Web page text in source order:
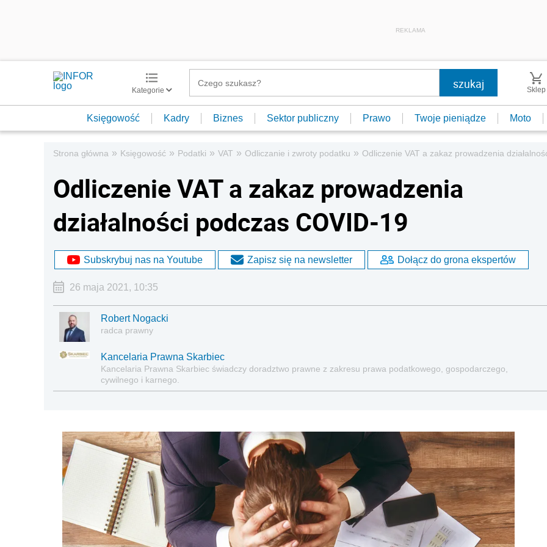
REKLAMA
Kategorie Sklep
Księgowość Kadry Biznes Sektor publiczny Prawo Twoje pieniądze Moto
Strona główna » Księgowość » Podatki » VAT » Odliczanie i zwroty podatku » Odliczenie VAT a zakaz prowadzenia
Odliczenie VAT a zakaz prowadzenia
działalności podczas COVID-19
Subskrybuj nas na Youtube Zapisz się na newsletter Dołącz do grona ekspertów
26 maja 2021, 10:35
Robert Nogacki
radca prawny
Kancelaria Prawna Skarbiec
Kancelaria Prawna Skarbiec świadczy doradztwo prawne z zakresu prawa podatkowego, gospodarczego,
cywilnego i karnego.